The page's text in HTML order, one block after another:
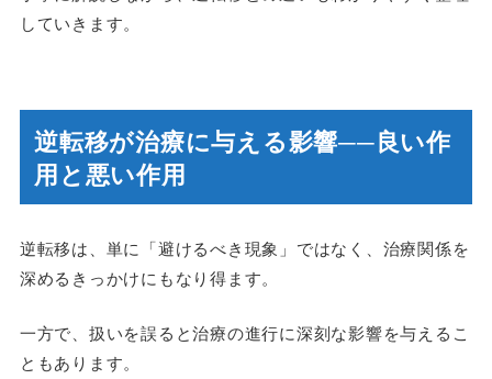
していきます。
逆転移が治療に与える影響──良い作
用と悪い作用
逆転移は、単に「避けるべき現象」ではなく、治療関係を
深めるきっかけにもなり得ます。
一方で、扱いを誤ると治療の進行に深刻な影響を与えるこ
ともあります。